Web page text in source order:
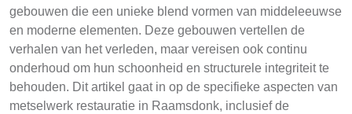
gebouwen die een unieke blend vormen van middeleeuwse
en moderne elementen. Deze gebouwen vertellen de
verhalen van het verleden, maar vereisen ook continu
onderhoud om hun schoonheid en structurele integriteit te
behouden. Dit artikel gaat in op de specifieke aspecten van
metselwerk restauratie in Raamsdonk, inclusief de